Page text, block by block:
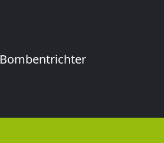
Bombentrichter